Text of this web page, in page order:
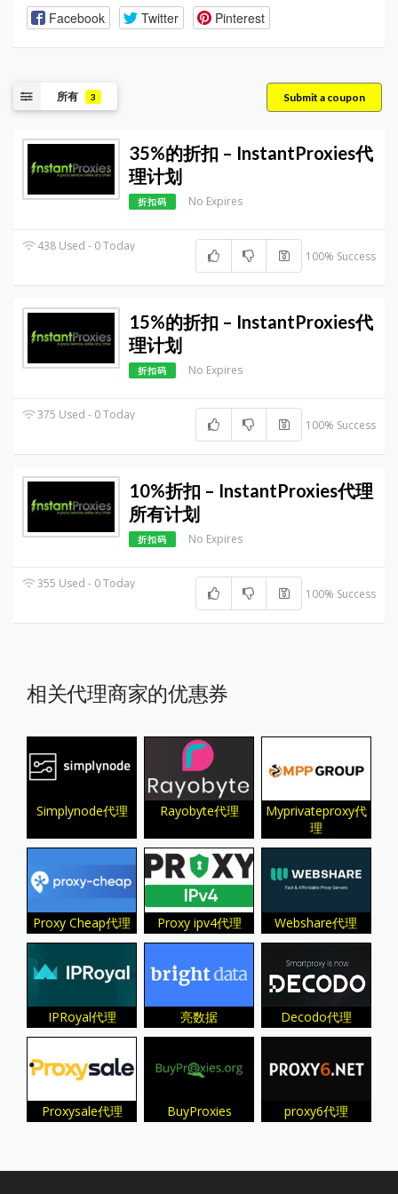
Facebook Twitter Pinterest
所有 3 Submit a coupon
35%的折扣 – InstantProxies代
理计划
折扣码 No Expires
438 Used - 0 Today
100% Success
15%的折扣 – InstantProxies代
理计划
折扣码 No Expires
375 Used - 0 Today
100% Success
10%折扣 – InstantProxies代理
所有计划
折扣码 No Expires
355 Used - 0 Today
100% Success
相关代理商家的优惠券
Simplynode代理 Rayobyte代理
Myprivateproxy代
理
Proxy Cheap代理 Proxy ipv4代理 Webshare代理
IPRoyal代理 亮数据 Decodo代理
Proxysale代理 BuyProxies proxy6代理